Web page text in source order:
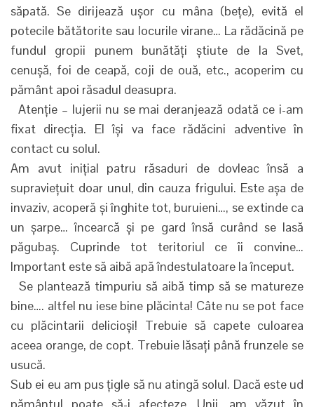
săpată. Se dirijează ușor cu mâna (bețe), evită el
potecile bătătorite sau locurile virane… La rădăcină pe
fundul gropii punem bunătăți știute de la Svet,
cenușă, foi de ceapă, coji de ouă, etc., acoperim cu
pământ apoi răsadul deasupra.
Atenție – lujerii nu se mai deranjează odată ce i-am
fixat direcția. El își va face rădăcini adventive în
contact cu solul.
Am avut inițial patru răsaduri de dovleac însă a
supraviețuit doar unul, din cauza frigului. Este așa de
invaziv, acoperă și înghite tot, buruieni…, se extinde ca
un șarpe… încearcă și pe gard însă curând se lasă
păgubaș. Cuprinde tot teritoriul ce îi convine…
Important este să aibă apă îndestulatoare la început.
Se plantează timpuriu să aibă timp să se matureze
bine…. altfel nu iese bine plăcinta! Câte nu se pot face
cu plăcintarii delicioși! Trebuie să capete culoarea
aceea orange, de copt. Trebuie lăsați până frunzele se
usucă.
Sub ei eu am pus țigle să nu atingă solul. Dacă este ud
pământul poate să-i afecteze. Unii, am văzut în